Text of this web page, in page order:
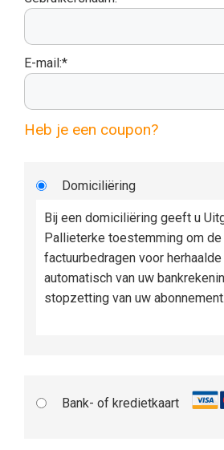
E-mail:*
Heb je een coupon?
Domiciliëring
Bij een domiciliëring geeft u
Pallieterke toestemming om de
factuurbedragen voor
automatisch van uw
stopzetting van uw abonnement.
Bank- of kredietkaart